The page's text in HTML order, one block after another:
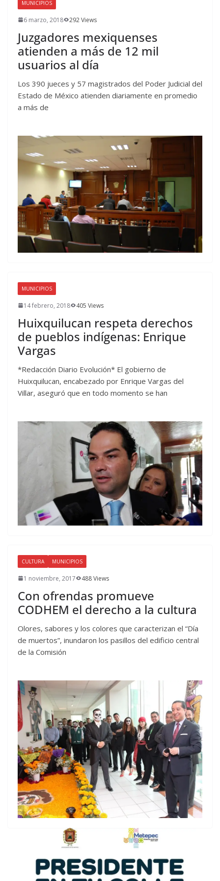
MUNICIPIOS
6 marzo, 2018 292 Views
Juzgadores mexiquenses
atienden a más de 12 mil
usuarios al día
Los 390 jueces y 57 magistrados del Poder Judicial del
Estado de México atienden diariamente en promedio
a más de
MUNICIPIOS
14 febrero, 2018 405 Views
Huixquilucan respeta derechos
de pueblos indígenas: Enrique
Vargas
*Redacción Diario Evolución* El gobierno de
Huixquilucan, encabezado por Enrique Vargas del
Villar, aseguró que en todo momento se han
CULTURA MUNICIPIOS
1 noviembre, 2017 488 Views
Con ofrendas promueve
CODHEM el derecho a la cultura
Olores, sabores y los colores que caracterizan el “Día
de muertos”, inundaron los pasillos del edificio central
de la Comisión